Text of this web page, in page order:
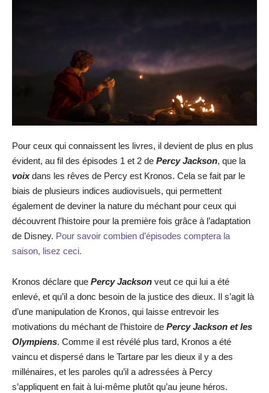
Pour ceux qui connaissent les livres, il devient de plus en plus
évident, au fil des épisodes 1 et 2 de Percy Jackson, que la
voixdans les rêves de Percy est Kronos. Cela se fait par le
biais de plusieurs indices audiovisuels, qui permettent
également de deviner la nature du méchant pour ceux qui
découvrent l’histoire pour la première fois grâce à l’adaptation
de Disney. Pour savoir combien d’épisodes comptera la
saison, lisez ceci.
Kronos déclare que Percy Jackson veut ce qui lui a été
enlevé, et qu’il a donc besoin de la justice des dieux. Il s’agit là
d’une manipulation de Kronos, qui laisse entrevoir les
motivations du méchant de l’histoire de Percy Jackson et les
Olympiens. Comme il est révélé plus tard, Kronos a été
vaincu et dispersé dans le Tartare par les dieux il y a des
millénaires, et les paroles qu’il a adressées à Percy
s’appliquent en fait à lui-même plutôt qu’au jeune héros.